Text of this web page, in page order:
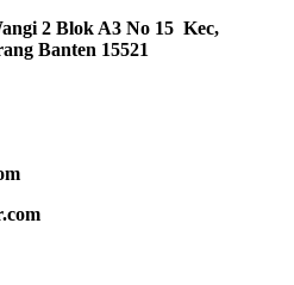
2 Blok A3 No 15 Kec,
Banten 15521